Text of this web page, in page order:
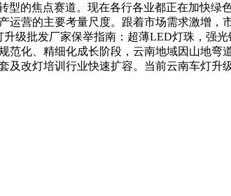
的焦点赛道。现在各行各业都正在加快绿
营的主要考量尺度。跟着市场需求激增
级批发厂家保举指南：超薄LED灯珠，强
化、精细化成长阶段，云南地域因山地
改灯培训行业快速扩容。当前云南车灯升